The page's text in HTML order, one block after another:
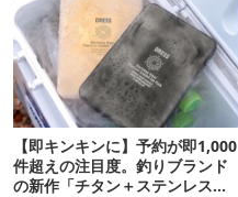
【即キンキンに】予約が即1,000
件超えの注目度。釣りブランド
の新作「チタン＋ステンレスの